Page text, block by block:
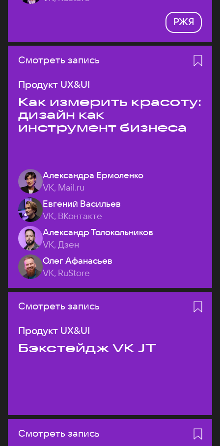
РЖЯ
Смотреть запись
Продукт UX&UI
Как измерить красоту:
дизайн как
инструмент бизнеса
Александра Ермоленко
VK, Mail.ru
Евгений Васильев
VK, ВКонтакте
Александр Толокольников
VK, Дзен
Олег Афанасьев
VK, RuStore
Смотреть запись
Продукт UX&UI
Бэкстейдж VK JT
Смотреть запись